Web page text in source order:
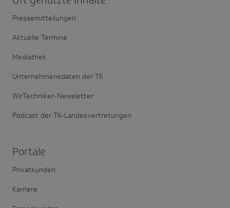
Pressemitteilungen
Aktuelle Termine
Mediathek
Unternehmensdaten der TK
WirTechniker-Newsletter
Podcast der TK-Landesvertretungen
Portale
Privatkunden
Karriere